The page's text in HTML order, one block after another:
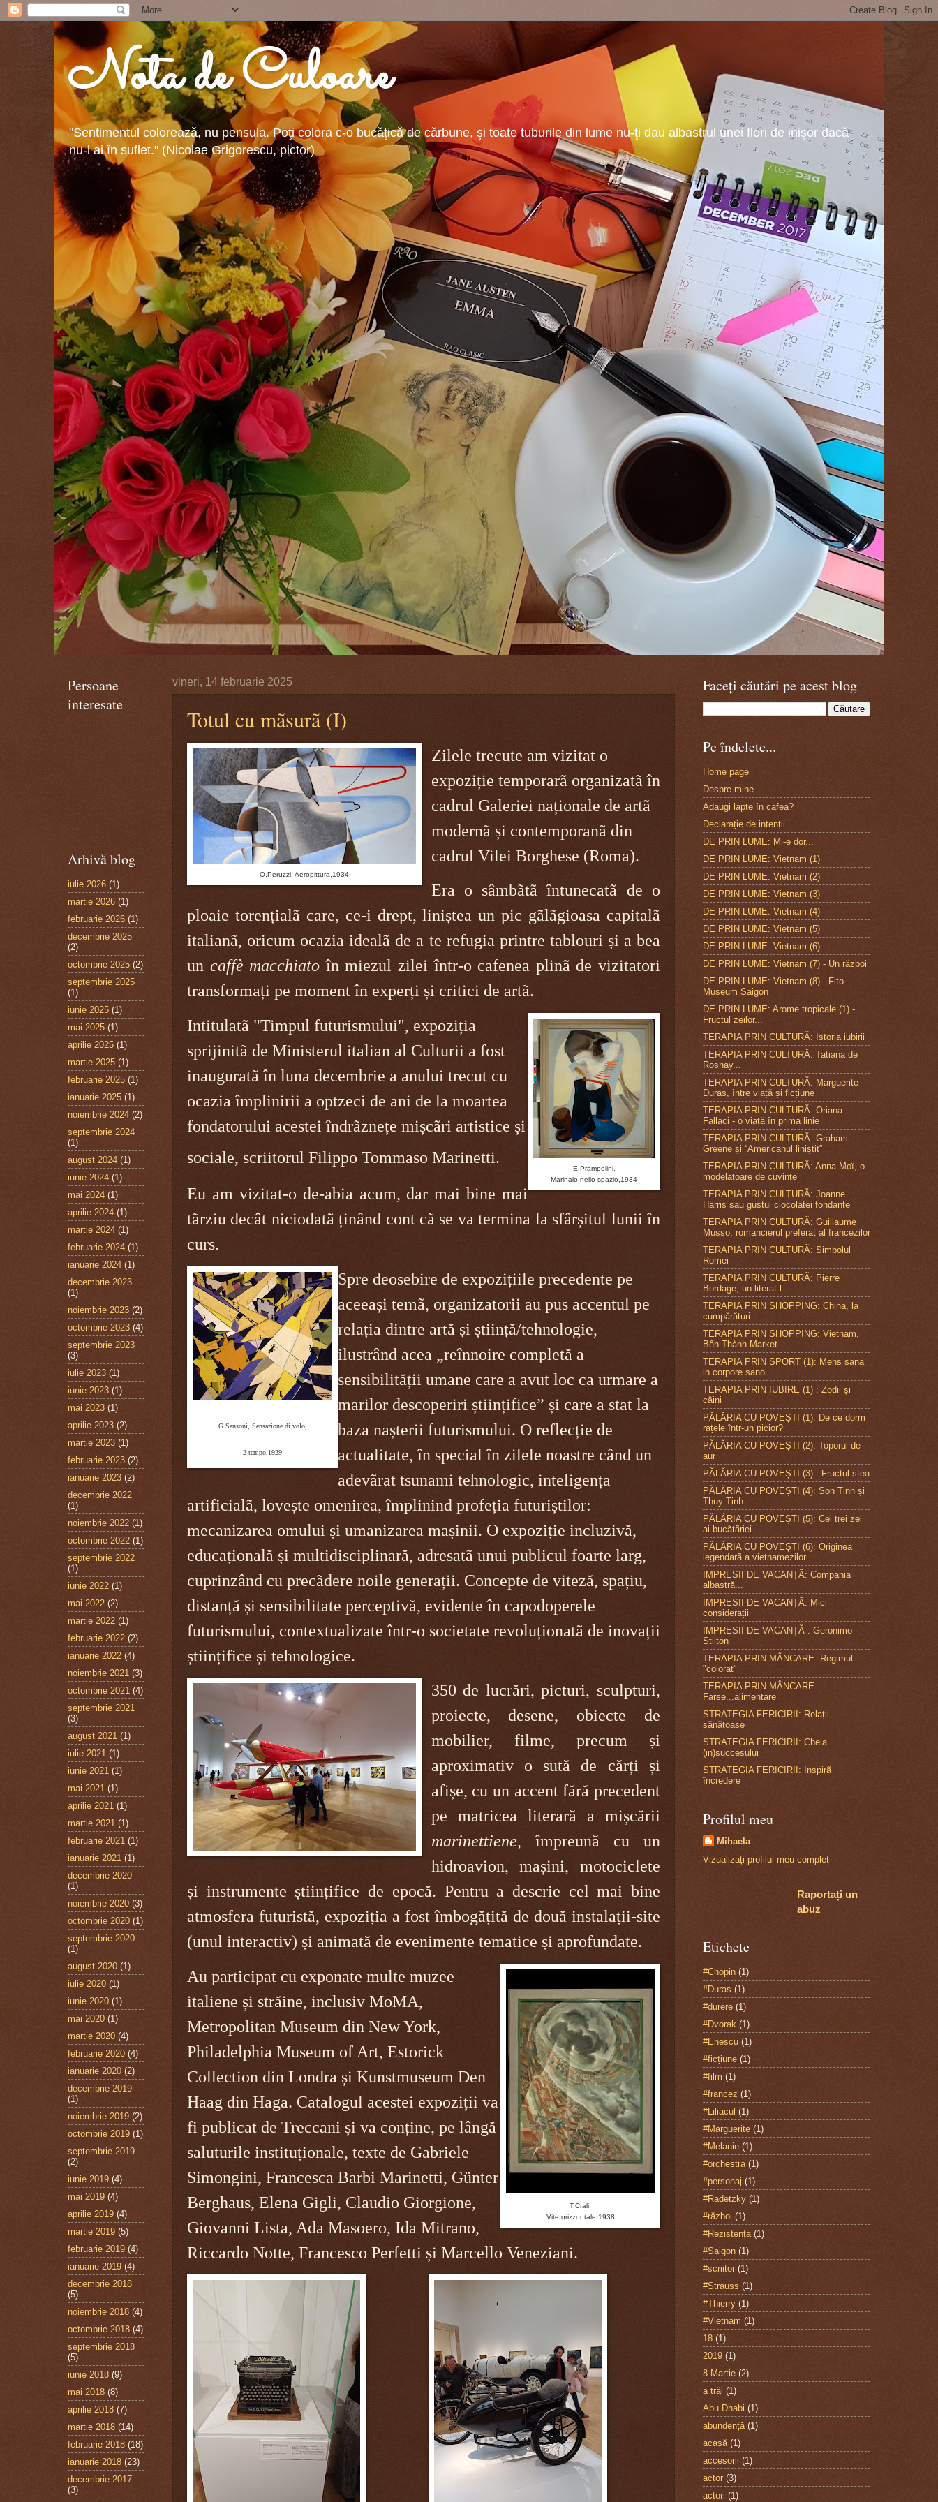
Nota de Culoare
"Sentimentul colorează, nu pensula. Poţi colora c-o bucăţică de cărbune, şi toate tuburile din lume nu-ţi dau albastrul unei flori de inişor dacă
nu-l ai în suflet." (Nicolae Grigorescu, pictor)
vineri, 14 februarie 2025
Totul cu mãsurã (I)
O.Peruzzi, Aeropittura,1934
Zilele trecute am vizitat o
expoziție temporarã organizatã în
cadrul Galeriei naționale de artã
modernã și contemporanã din
cadrul Vilei Borghese (Roma).
Era o sâmbãtã întunecatã de o
ploaie torențialã care, ce-i drept, liniștea un pic gãlãgioasa capitalã
italianã, oricum ocazia idealã de a te refugia printre tablouri și a bea
un caffè macchiato în miezul zilei într-o cafenea plinã de vizitatori
transformați pe moment în experți și critici de artã.
E.Prampolini,
Marinaio nello spazio,1934
Intitulatã "Timpul futurismului", expoziția
sprijinitã de Ministerul italian al Culturii a fost
inauguratã în luna decembrie a anului trecut cu
ocazia împlinirii a optzeci de ani de la moartea
fondatorului acestei îndrãznețe mișcãri artistice și
sociale, scriitorul Filippo Tommaso Marinetti.
Eu am vizitat-o de-abia acum, dar mai bine mai
tãrziu decât niciodatã ținând cont cã se va termina la sfârșitul lunii în
curs.
G.Sansoni, Sensazione di volo,
2 tempo,1929
Spre deosebire de expozițiile precedente pe
aceeași temã, organizatorii au pus accentul pe
relația dintre artă și știință/tehnologie,
ilustrând acea „reînnoire completă a
sensibilității umane care a avut loc ca urmare a
marilor descoperiri științifice” și care a stat la
baza nașterii futurismului. O reflecție de
actualitate, în special în zilele noastre când un
adevãrat tsunami tehnologic, inteligența
artificialã, lovește omenirea, împlinind profeția futuriștilor:
mecanizarea omului și umanizarea mașinii. O expoziție incluzivă,
educațională și multidisciplinară, adresatã unui publicul foarte larg,
cuprinzând cu precãdere noile generații. Concepte de viteză, spațiu,
distanță și sensibilitate perceptivă, evidente în capodoperele
futurismului, contextualizate într-o societate revoluționatã de inovații
științifice și tehnologice.
350 de lucrări, picturi, sculpturi,
proiecte, desene, obiecte de
mobilier, filme, precum și
aproximativ o sută de cărți și
afișe, cu un accent fără precedent
pe matricea literară a mișcării
marinettiene, împreună cu un
hidroavion, mașini, motociclete
și instrumente științifice de epocă. Pentru a descrie cel mai bine
atmosfera futuristă, expoziția a fost îmbogățită de două instalații-site
(unul interactiv) și animată de evenimente tematice și aprofundate.
T.Crali,
Vite orizzontale,1938
Au participat cu exponate multe muzee ​​
italiene și străine, inclusiv MoMA,
Metropolitan Museum din New York,
Philadelphia Museum of Art, Estorick
Collection din Londra și Kunstmuseum Den
Haag din Haga. Catalogul acestei expoziții va
fi publicat de Treccani și va conține, pe lângă
saluturile instituționale, texte de Gabriele
Simongini, Francesca Barbi Marinetti, Günter
Berghaus, Elena Gigli, Claudio Giorgione,
Giovanni Lista, Ada Masoero, Ida Mitrano,
Riccardo Notte, Francesco Perfetti și Marcello Veneziani.
Persoane
interesate
Arhivă blog
iulie 2026 (1)
martie 2026 (1)
februarie 2026 (1)
decembrie 2025
(2)
octombrie 2025 (2)
septembrie 2025
(1)
iunie 2025 (1)
mai 2025 (1)
aprilie 2025 (1)
martie 2025 (1)
februarie 2025 (1)
ianuarie 2025 (1)
noiembrie 2024 (2)
septembrie 2024
(1)
august 2024 (1)
iunie 2024 (1)
mai 2024 (1)
aprilie 2024 (1)
martie 2024 (1)
februarie 2024 (1)
ianuarie 2024 (1)
decembrie 2023
(1)
noiembrie 2023 (2)
octombrie 2023 (4)
septembrie 2023
(3)
iulie 2023 (1)
iunie 2023 (1)
mai 2023 (1)
aprilie 2023 (2)
martie 2023 (1)
februarie 2023 (2)
ianuarie 2023 (2)
decembrie 2022
(1)
noiembrie 2022 (1)
octombrie 2022 (1)
septembrie 2022
(1)
iunie 2022 (1)
mai 2022 (2)
martie 2022 (1)
februarie 2022 (2)
ianuarie 2022 (4)
noiembrie 2021 (3)
octombrie 2021 (4)
septembrie 2021
(3)
august 2021 (1)
iulie 2021 (1)
iunie 2021 (1)
mai 2021 (1)
aprilie 2021 (1)
martie 2021 (1)
februarie 2021 (1)
ianuarie 2021 (1)
decembrie 2020
(1)
noiembrie 2020 (3)
octombrie 2020 (1)
septembrie 2020
(1)
august 2020 (1)
iulie 2020 (1)
iunie 2020 (1)
mai 2020 (1)
martie 2020 (4)
februarie 2020 (4)
ianuarie 2020 (2)
decembrie 2019
(1)
noiembrie 2019 (2)
octombrie 2019 (1)
septembrie 2019
(2)
iunie 2019 (4)
mai 2019 (4)
aprilie 2019 (4)
martie 2019 (5)
februarie 2019 (4)
ianuarie 2019 (4)
decembrie 2018
(5)
noiembrie 2018 (4)
octombrie 2018 (4)
septembrie 2018
(5)
iunie 2018 (9)
mai 2018 (8)
aprilie 2018 (7)
martie 2018 (14)
februarie 2018 (18)
ianuarie 2018 (23)
decembrie 2017
(3)
Faceți căutări pe acest blog
Pe îndelete...
Home page
Despre mine
Adaugi lapte în cafea?
Declarație de intenții
DE PRIN LUME: Mi-e dor...
DE PRIN LUME: Vietnam (1)
DE PRIN LUME: Vietnam (2)
DE PRIN LUME: Vietnam (3)
DE PRIN LUME: Vietnam (4)
DE PRIN LUME: Vietnam (5)
DE PRIN LUME: Vietnam (6)
DE PRIN LUME: Vietnam (7) - Un război
DE PRIN LUME: Vietnam (8) - Fito
Museum Saigon
DE PRIN LUME: Arome tropicale (1) -
Fructul zeilor...
TERAPIA PRIN CULTURĂ: Istoria iubirii
TERAPIA PRIN CULTURĂ: Tatiana de
Rosnay...
TERAPIA PRIN CULTURĂ: Marguerite
Duras, între viață și ficțiune
TERAPIA PRIN CULTURĂ: Oriana
Fallaci - o viață în prima linie
TERAPIA PRIN CULTURĂ: Graham
Greene și “Americanul liniștit”
TERAPIA PRIN CULTURĂ: Anna Moï, o
modelatoare de cuvinte
TERAPIA PRIN CULTURĂ: Joanne
Harris sau gustul ciocolatei fondante
TERAPIA PRIN CULTURÃ: Guillaume
Musso, romancierul preferat al francezilor
TERAPIA PRIN CULTURÃ: Simbolul
Romei
TERAPIA PRIN CULTURÃ: Pierre
Bordage, un literat l...
TERAPIA PRIN SHOPPING: China, la
cumpărături
TERAPIA PRIN SHOPPING: Vietnam,
Bến Thành Market -...
TERAPIA PRIN SPORT (1): Mens sana
in corpore sano
TERAPIA PRIN IUBIRE (1) : Zodii și
câini
PĂLĂRIA CU POVEȘTI (1): De ce dorm
rațele într-un picior?
PĂLĂRIA CU POVEȘTI (2): Toporul de
aur
PĂLĂRIA CU POVEȘTI (3) : Fructul stea
PĂLĂRIA CU POVEȘTI (4): Son Tinh și
Thuy Tinh
PÃLÃRIA CU POVEȘTI (5): Cei trei zei
ai bucãtãriei...
PÃLÃRIA CU POVEȘTI (6): Originea
legendarã a vietnamezilor
IMPRESII DE VACANȚÃ: Compania
albastră...
IMPRESII DE VACANȚÃ: Mici
considerații
IMPRESII DE VACANȚĂ : Geronimo
Stilton
TERAPIA PRIN MÂNCARE: Regimul
"colorat"
TERAPIA PRIN MÂNCARE:
Farse...alimentare
STRATEGIA FERICIRII: Relații
sănătoase
STRATEGIA FERICIRII: Cheia
(in)succesului
STRATEGIA FERICIRII: Inspirã
încredere
Profilul meu
Mihaela
Vizualizați profilul meu complet
Raportați un
abuz
Etichete
#Chopin (1)
#Duras (1)
#durere (1)
#Dvorak (1)
#Enescu (1)
#ficțiune (1)
#film (1)
#francez (1)
#Liliacul (1)
#Marguerite (1)
#Melanie (1)
#orchestra (1)
#personaj (1)
#Radetzky (1)
#război (1)
#Rezistența (1)
#Saigon (1)
#scriitor (1)
#Strauss (1)
#Thierry (1)
#Vietnam (1)
18 (1)
2019 (1)
8 Martie (2)
a trăi (1)
Abu Dhabi (1)
abundență (1)
acasă (1)
accesorii (1)
actor (3)
actori (1)